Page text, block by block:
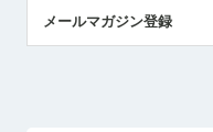
メールマガジン登録